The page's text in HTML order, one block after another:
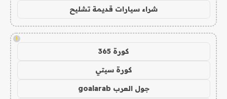
شراء سيارات قديمة تشليح
!
كورة 365
كورة سيتي
جول العرب goalarab